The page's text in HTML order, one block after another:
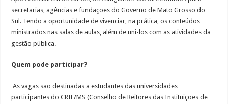
secretarias, agências e fundações do Governo de Mato Grosso do
Sul. Tendo a oportunidade de vivenciar, na prática, os conteúdos
ministrados nas salas de aulas, além de uni-los com as atividades da
gestão pública.
Quem pode participar?
As vagas são destinadas a estudantes das universidades
participantes do CRIE/MS (Conselho de Reitores das Instituições de